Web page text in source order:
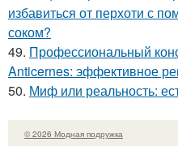
избавиться от перхоти с
соком?
49. Профессиональный
Anticernes: эффективное
50. Миф или реальность:
© 2026 Модная подружка